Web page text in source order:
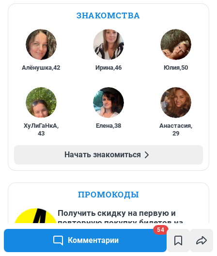
Комментарии
54
ЗНАКОМСТВА
Алёнушка,42 Ирина,46 Юлия,50
ХуЛиГаНкА,
43
Елена,38 Анастасия,
29
Начать знакомиться
ПРОМОКОДЫ
Получить скидку на первую и
повторную покупку билетов на
Яндекс Афише